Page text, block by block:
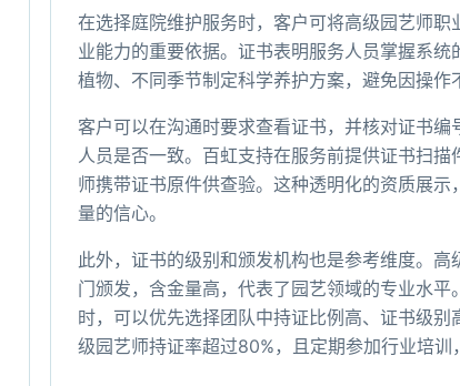
在选择庭院维护服务时，客户可将高级园艺师职
业能力的重要依据。证书表明服务人员掌握系统
植物、不同季节制定科学养护方案，避免因操作
客户可以在沟通时要求查看证书，并核对证书编
人员是否一致。百虹支持在服务前提供证书扫描
师携带证书原件供查验。这种透明化的资质展
量的信心。
此外，证书的级别和颁发机构也是参考维度。高
门颁发，含金量高，代表了园艺领域的专业水平
时，可以优先选择团队中持证比例高、证书级别
级园艺师持证率超过80%，且定期参加行业培训